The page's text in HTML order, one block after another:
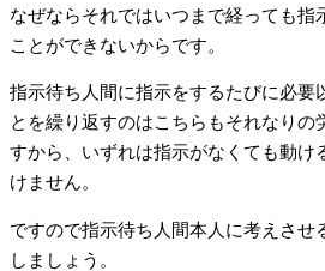
なぜならそれではいつまで経っても指
ことができないからです。
指示待ち人間に指示をするたびに必要
とを繰り返すのはこちらもそれなりの
すから、いずれは指示がなくても動け
けません。
ですので指示待ち人間本人に考えさせ
しましょう。